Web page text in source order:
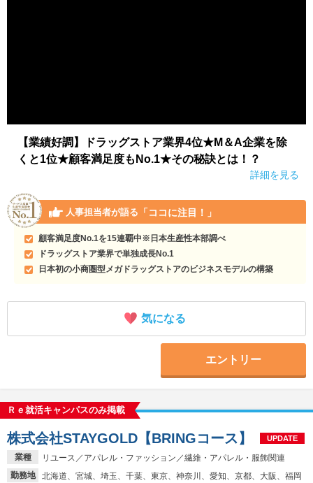
【業績好調】ドラッグストア業界4位★M＆A企業を除
くと1位★顧客満足度もNo.1★その秘訣とは！？
詳細を見る
人事担当者が語る 「ココに注目！」
顧客満足度No.1を15連覇中※日本生産性本部調べ
ドラッグストア業界で単独成長No.1
日本初の小商圏型メガドラッグストアのビジネスモデルの構築
気になる
エントリー
Ｒｅ就活キャンパスのみ掲載
業種
リユース／アパレル・ファッション／繊維・アパレル・服飾関連
勤務地
北海道、宮城、埼玉、千葉、東京、神奈川、愛知、京都、大阪、福岡
株式会社STAYGOLD【BRINGコース】 UPDATE